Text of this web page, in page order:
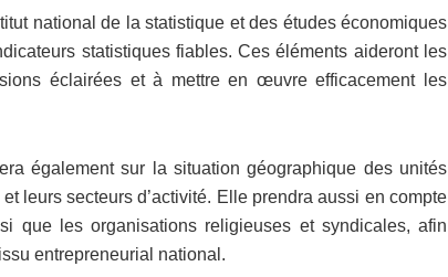
national de la statistique et des études économiques
statistiques fiables. Ces éléments aideront les
éclairées et à mettre en œuvre efficacement les
également sur la situation géographique des unités
leurs secteurs d’activité. Elle prendra aussi en compte
que les organisations religieuses et syndicales, afin
entrepreneurial national.